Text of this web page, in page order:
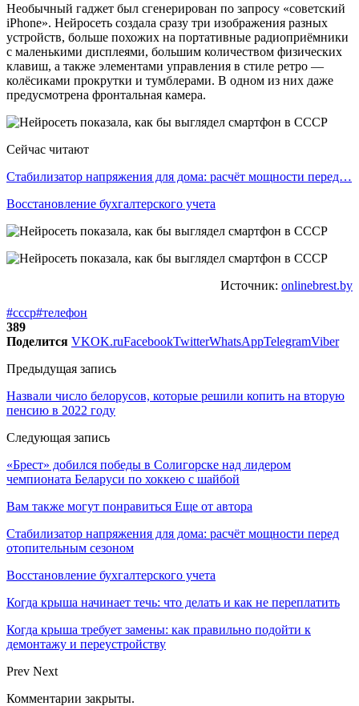
Необычный гаджет был сгенерирован по запросу «советский
iPhone». Нейросеть создала сразу три изображения разных
устройств, больше похожих на портативные радиоприёмники
с маленькими дисплеями, большим количеством физических
клавиш, а также элементами управления в стиле ретро —
колёсиками прокрутки и тумблерами. В одном из них даже
предусмотрена фронтальная камера.
Сейчас читают
Стабилизатор напряжения для дома: расчёт мощности перед…
Восстановление бухгалтерского учета
Источник: onlinebrest.by
#ссср#телефон
389
Поделится VKOK.ruFacebookTwitterWhatsAppTelegramViber
Предыдущая запись
Назвали число белорусов, которые решили копить на вторую
пенсию в 2022 году
Следующая запись
«Брест» добился победы в Солигорске над лидером
чемпионата Беларуси по хоккею с шайбой
Вам также могут понравиться Еще от автора
Стабилизатор напряжения для дома: расчёт мощности перед
отопительным сезоном
Восстановление бухгалтерского учета
Когда крыша начинает течь: что делать и как не переплатить
Когда крыша требует замены: как правильно подойти к
демонтажу и переустройству
Prev Next
Комментарии закрыты.